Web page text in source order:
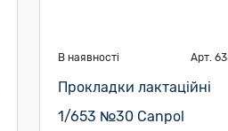
В наявності Арт.
Прокладки лактаційні
1/653 №30 Canpol